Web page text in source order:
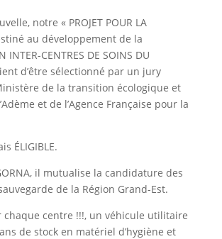
notre « PROJET POUR LA
au développement de la
INTER-CENTRES DE SOINS DU
d’être sélectionné par un jury
de la transition écologique et
et de l’Agence Française pour la
ÉLIGIBLE.
il mutualise la candidature des
de la Région Grand-Est.
chaque centre !!!, un véhicule utilitaire
de stock en matériel d’hygiène et